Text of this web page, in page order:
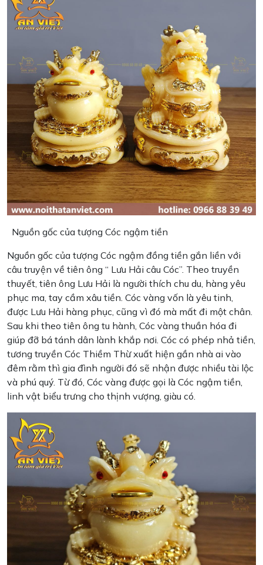
Nguồn gốc của tượng Cóc ngậm tiền
Nguồn gốc của tượng Cóc ngậm đồng tiền gắn liền với
câu truyện về tiên ông “ Lưu Hải câu Cóc”. Theo truyền
thuyết, tiên ông Lưu Hải là người thích chu du, hàng yêu
phục ma, tay cầm xâu tiền. Cóc vàng vốn là yêu tinh,
được Lưu Hải hàng phục, cũng vì đó mà mất đi một chân.
Sau khi theo tiên ông tu hành, Cóc vàng thuần hóa đi
giúp đỡ bá tánh dân lành khắp nơi. Cóc có phép nhả tiền,
tương truyền Cóc Thiềm Thừ xuất hiện gần nhà ai vào
đêm rằm thì gia đình người đó sẽ nhận được nhiều tài lộc
và phú quý. Từ đó, Cóc vàng được gọi là Cóc ngậm tiền,
linh vật biểu trưng cho thịnh vượng, giàu có.